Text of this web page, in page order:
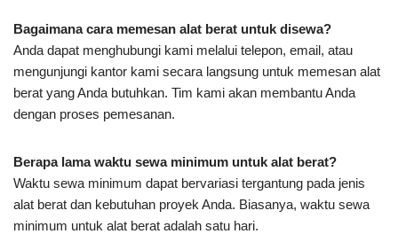
Bagaimana cara memesan alat berat untuk disewa?
Anda dapat menghubungi kami melalui telepon, email, atau
mengunjungi kantor kami secara langsung untuk memesan alat
berat yang Anda butuhkan. Tim kami akan membantu Anda
dengan proses pemesanan.
Berapa lama waktu sewa minimum untuk alat berat?
Waktu sewa minimum dapat bervariasi tergantung pada jenis
alat berat dan kebutuhan proyek Anda. Biasanya, waktu sewa
minimum untuk alat berat adalah satu hari.